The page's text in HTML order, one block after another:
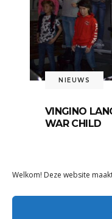
Welkom! Deze website
NIEUWS
VINGINO
WAR CHILD
Vorige week